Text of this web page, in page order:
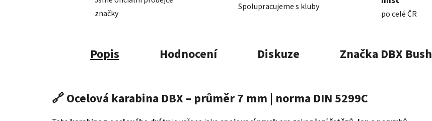
značky
Spolupracujeme s kluby
po celé ČR
Popis Hodnocení Diskuze Značka DBX
🔗Ocelová karabina DBX – průměr 7 mm | norma DIN 5299C